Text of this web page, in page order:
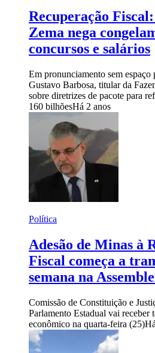
Recuperação
Zema nega
concursos e salários
Em pronunciamento sem espaço
Gustavo Barbosa, titular da
sobre diretrizes de pacote para
160 bilhõesHá 2 anos
Política
Adesão de Minas à
Fiscal começa a
semana na
Comissão de Constituição e
Parlamento Estadual vai receber
econômico na quarta-feira (25)